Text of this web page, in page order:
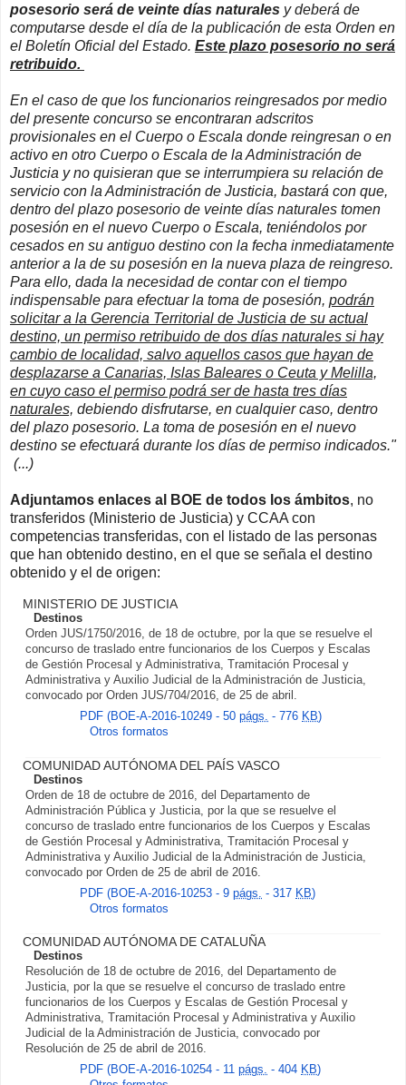
posesorio será de veinte días naturales y deberá de
computarse desde el día de la publicación de esta Orden en
el Boletín Oficial del Estado. Este plazo posesorio no será
retribuido.
En el caso de que los funcionarios reingresados por medio
del presente concurso se encontraran adscritos
provisionales en el Cuerpo o Escala donde reingresan o en
activo en otro Cuerpo o Escala de la Administración de
Justicia y no quisieran que se interrumpiera su relación de
servicio con la Administración de Justicia, bastará con que,
dentro del plazo posesorio de veinte días naturales tomen
posesión en el nuevo Cuerpo o Escala, teniéndolos por
cesados en su antiguo destino con la fecha inmediatamente
anterior a la de su posesión en la nueva plaza de reingreso.
Para ello, dada la necesidad de contar con el tiempo
indispensable para efectuar la toma de posesión, podrán
solicitar a la Gerencia Territorial de Justicia de su actual
destino, un permiso retribuido de dos días naturales si hay
cambio de localidad, salvo aquellos casos que hayan de
desplazarse a Canarias, Islas Baleares o Ceuta y Melilla,
en cuyo caso el permiso podrá ser de hasta tres días
naturales, debiendo disfrutarse, en cualquier caso, dentro
del plazo posesorio. La toma de posesión en el nuevo
destino se efectuará durante los días de permiso indicados."
(...)
Adjuntamos enlaces al BOE de todos los ámbitos, no
transferidos (Ministerio de Justicia) y CCAA con
competencias transferidas, con el listado de las personas
que han obtenido destino, en el que se señala el destino
obtenido y el de origen:
MINISTERIO DE JUSTICIA
Destinos
Orden JUS/1750/2016, de 18 de octubre, por la que se resuelve el
concurso de traslado entre funcionarios de los Cuerpos y Escalas
de Gestión Procesal y Administrativa, Tramitación Procesal y
Administrativa y Auxilio Judicial de la Administración de Justicia,
convocado por Orden JUS/704/2016, de 25 de abril.
PDF (BOE-A-2016-10249 - 50 págs. - 776 KB)
Otros formatos
COMUNIDAD AUTÓNOMA DEL PAÍS VASCO
Destinos
Orden de 18 de octubre de 2016, del Departamento de
Administración Pública y Justicia, por la que se resuelve el
concurso de traslado entre funcionarios de los Cuerpos y Escalas
de Gestión Procesal y Administrativa, Tramitación Procesal y
Administrativa y Auxilio Judicial de la Administración de Justicia,
convocado por Orden de 25 de abril de 2016.
PDF (BOE-A-2016-10253 - 9 págs. - 317 KB)
Otros formatos
COMUNIDAD AUTÓNOMA DE CATALUÑA
Destinos
Resolución de 18 de octubre de 2016, del Departamento de
Justicia, por la que se resuelve el concurso de traslado entre
funcionarios de los Cuerpos y Escalas de Gestión Procesal y
Administrativa, Tramitación Procesal y Administrativa y Auxilio
Judicial de la Administración de Justicia, convocado por
Resolución de 25 de abril de 2016.
PDF (BOE-A-2016-10254 - 11 págs. - 404 KB)